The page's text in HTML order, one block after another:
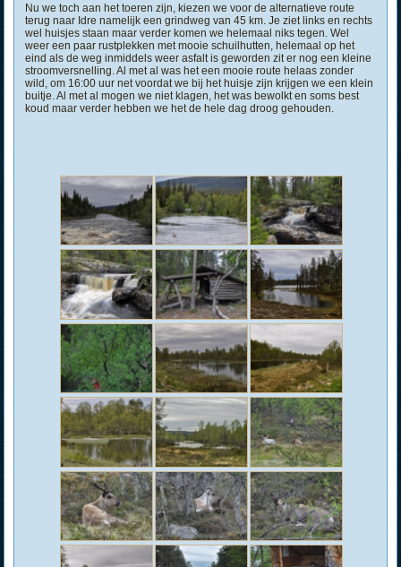
Nu we toch aan het toeren zijn, kiezen we voor de alternatieve route
terug naar Idre namelijk een grindweg van 45 km. Je ziet links en rechts
wel huisjes staan maar verder komen we helemaal niks tegen. Wel
weer een paar rustplekken met mooie schuilhutten, helemaal op het
eind als de weg inmiddels weer asfalt is geworden zit er nog een kleine
stroomversnelling. Al met al was het een mooie route helaas zonder
wild, om 16:00 uur net voordat we bij het huisje zijn krijgen we een klein
buitje. Al met al mogen we niet klagen, het was bewolkt en soms best
koud maar verder hebben we het de hele dag droog gehouden.